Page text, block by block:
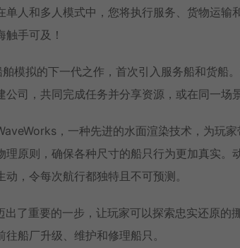
单人和多人模式中，您将执行服务、货物运输
手可及！
模拟的下一代之作，首次引入服务船和货船
司，共同完成任务并分享资源，或在同一场
，一种先进的水面渲染技术，为玩
原则，确保各种尺寸的船只行为更加真实。
，令每次航行都独特且不可预测。
了重要的一步，让玩家可以探索忠实还原的
船厂升级、维护和修理船只。